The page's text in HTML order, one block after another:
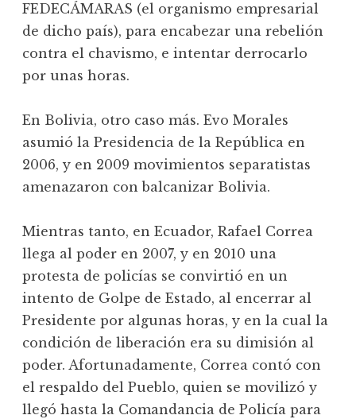
FEDECÁMARAS (el organismo empresarial
de dicho país), para encabezar una rebelión
contra el chavismo, e intentar derrocarlo
por unas horas.
En Bolivia, otro caso más. Evo Morales
asumió la Presidencia de la República en
2006, y en 2009 movimientos separatistas
amenazaron con balcanizar Bolivia.
Mientras tanto, en Ecuador, Rafael Correa
llega al poder en 2007, y en 2010 una
protesta de policías se convirtió en un
intento de Golpe de Estado, al encerrar al
Presidente por algunas horas, y en la cual la
condición de liberación era su dimisión al
poder. Afortunadamente, Correa contó con
el respaldo del Pueblo, quien se movilizó y
llegó hasta la Comandancia de Policía para